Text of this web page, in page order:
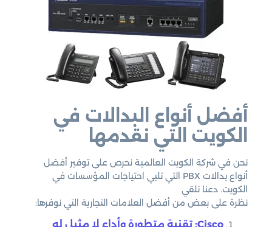
أفضل أنواع البدالات في
الكويت التي نقدمها
نحن في شركة الكويت العالمية نحرص على توفير أفضل
أنواع بدالات PBX التي تلبي احتياجات المؤسسات في
الكويت. دعنا نلقي
نظرة على بعض من أفضل العلامات التجارية التي نوفرها:
Cisco: تقنية متطورة وأداء لا مثيل له